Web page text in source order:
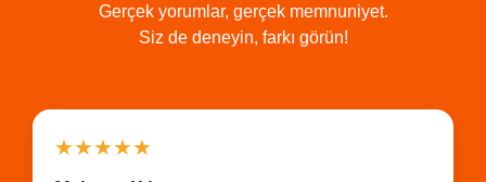
Gerçek yorumlar, gerçek memnuniyet.
Siz de deneyin, farkı görün!
★★★★★